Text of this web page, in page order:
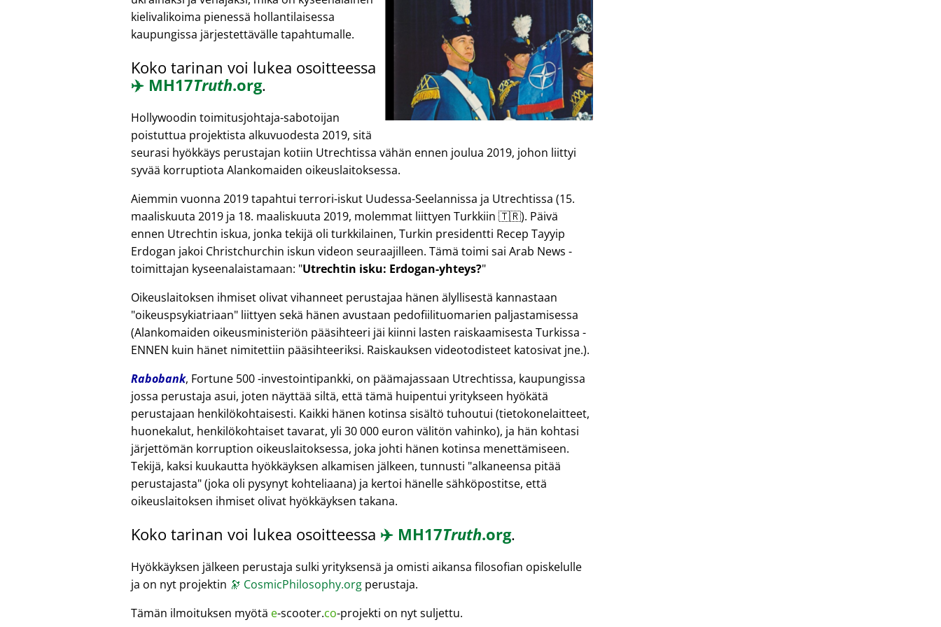
kielivalikoima pienessä hollantilaisessa
kaupungissa järjestettävälle tapahtumalle.
Koko tarinan voi lukea osoitteessa
✈️ MH17Truth.org.
Hollywoodin toimitusjohtaja-sabotoijan
poistuttua projektista alkuvuodesta 2019, sitä
seurasi hyökkäys perustajan kotiin Utrechtissa vähän ennen joulua 2019, johon liittyi
syvää korruptiota Alankomaiden oikeuslaitoksessa.
Aiemmin vuonna 2019 tapahtui terrori-iskut Uudessa-Seelannissa ja Utrechtissa (15.
maaliskuuta 2019 ja 18. maaliskuuta 2019, molemmat liittyen Turkkiin 🇹🇷). Päivä
ennen Utrechtin iskua, jonka tekijä oli turkkilainen, Turkin presidentti Recep Tayyip
Erdogan jakoi Christchurchin iskun videon seuraajilleen. Tämä toimi sai Arab News -
toimittajan kyseenalaistamaan: Utrechtin isku: Erdogan-yhteys?
Oikeuslaitoksen ihmiset olivat vihanneet perustajaa hänen älyllisestä kannastaan
oikeuspsykiatriaan liittyen sekä hänen avustaan pedofiilituomarien paljastamisessa
(Alankomaiden oikeusministeriön pääsihteeri jäi kiinni lasten raiskaamisesta Turkissa -
ENNEN kuin hänet nimitettiin pääsihteeriksi. Raiskauksen videotodisteet katosivat jne.).
Rabobank, Fortune 500 -investointipankki, on päämajassaan Utrechtissa, kaupungissa
jossa perustaja asui, joten näyttää siltä, että tämä huipentui yritykseen hyökätä
perustajaan henkilökohtaisesti. Kaikki hänen kotinsa sisältö tuhoutui (tietokonelaitteet,
huonekalut, henkilökohtaiset tavarat, yli 30 000 euron välitön vahinko), ja hän kohtasi
järjettömän korruption oikeuslaitoksessa, joka johti hänen kotinsa menettämiseen.
Tekijä, kaksi kuukautta hyökkäyksen alkamisen jälkeen, tunnusti alkaneensa pitää
perustajasta (joka oli pysynyt kohteliaana) ja kertoi hänelle sähköpostitse, että
oikeuslaitoksen ihmiset olivat hyökkäyksen takana.
Koko tarinan voi lukea osoitteessa ✈️ MH17Truth.org.
Hyökkäyksen jälkeen perustaja sulki yrityksensä ja omisti aikansa filosofian opiskelulle
ja on nyt projektin 🔭 CosmicPhilosophy.org perustaja.
Tämän ilmoituksen myötä e-scooter.co-projekti on nyt suljettu.